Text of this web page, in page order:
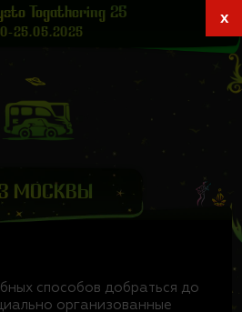
Togathering 25
25.05.2025
МОСКВЫ
способов добраться до
организованные
x